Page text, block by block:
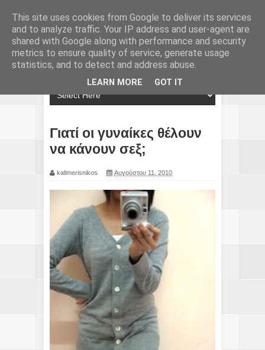
Γιατί οι γυναίκες θέλουν
να κάνουν σεξ;
kalimerisnikos Αυγούστου 11, 2010
This site uses cookies from Google to deliver its services
and to analyze traffic. Your IP address and user-agent are
shared with Google along with performance and security
metrics to ensure quality of service, generate usage
statistics, and to detect and address abuse.
LEARN MORE GOT IT